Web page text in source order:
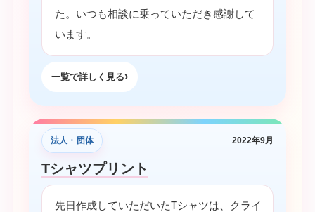
た。いつも相談に乗っていただき感謝して
います。
一覧で詳しく見る
法人・団体 2022年9月
Tシャツプリント
先日作成していただいたTシャツは、クライ